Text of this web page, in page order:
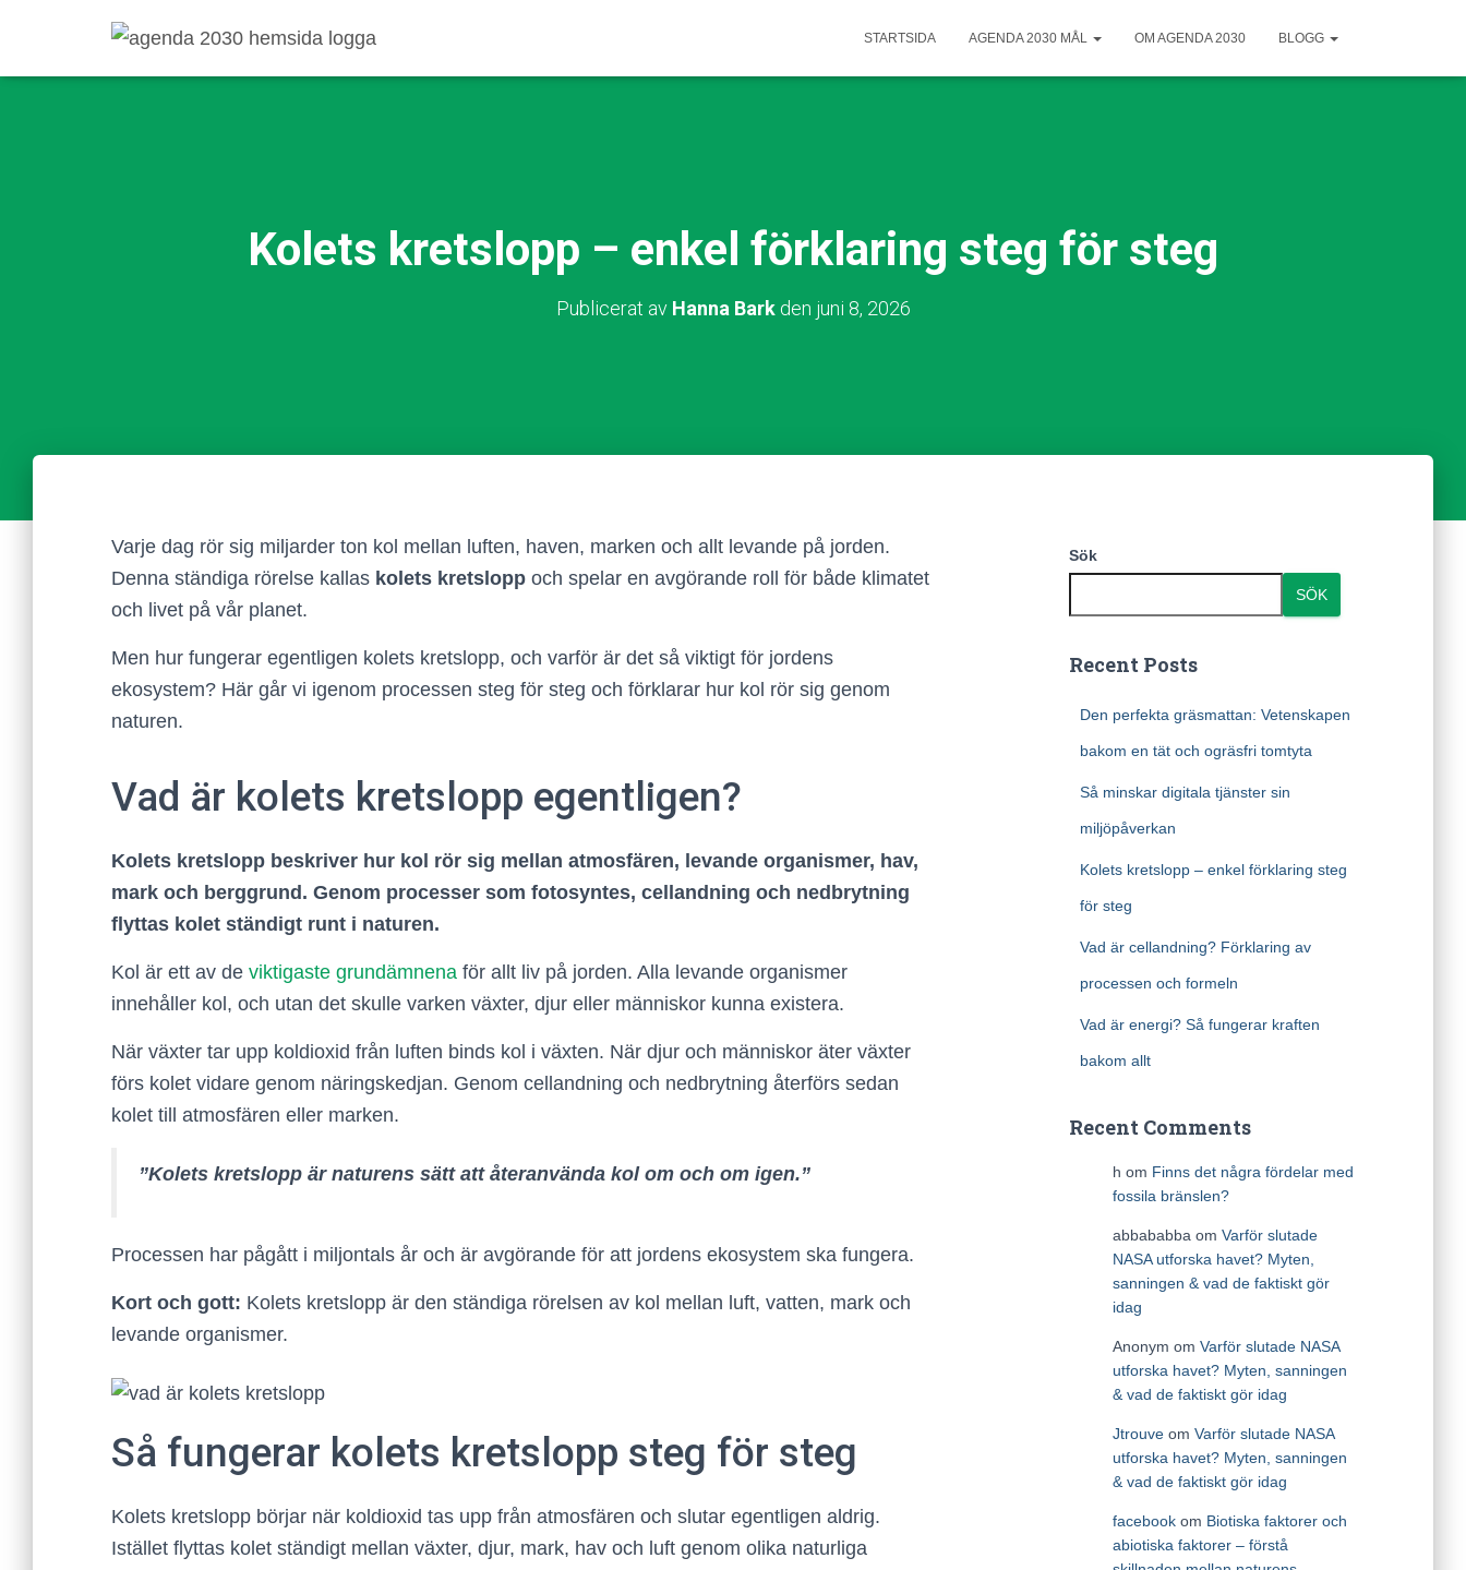
STARTSIDA AGENDA 2030 MÅL OM AGENDA 2030 BLOGG
Kolets kretslopp – enkel förklaring steg för steg
Publicerat av Hanna Barkden juni 8, 2026
Varje dag rör sig miljarder ton kol mellan luften, haven, marken och allt levande på jorden.
Denna ständiga rörelse kallas kolets kretslopp och spelar en avgörande roll för både klimatet
och livet på vår planet.
Men hur fungerar egentligen kolets kretslopp, och varför är det så viktigt för jordens
ekosystem? Här går vi igenom processen steg för steg och förklarar hur kol rör sig genom
naturen.
Vad är kolets kretslopp egentligen?
Kolets kretslopp beskriver hur kol rör sig mellan atmosfären, levande organismer, hav,
mark och berggrund. Genom processer som fotosyntes, cellandning och nedbrytning
flyttas kolet ständigt runt i naturen.
Kol är ett av de viktigaste grundämnena för allt liv på jorden. Alla levande organismer
innehåller kol, och utan det skulle varken växter, djur eller människor kunna existera.
När växter tar upp koldioxid från luften binds kol i växten. När djur och människor äter växter
förs kolet vidare genom näringskedjan. Genom cellandning och nedbrytning återförs sedan
kolet till atmosfären eller marken.
”Kolets kretslopp är naturens sätt att återanvända kol om och om igen.”
Processen har pågått i miljontals år och är avgörande för att jordens ekosystem ska fungera.
Kort och gott: Kolets kretslopp är den ständiga rörelsen av kol mellan luft, vatten, mark och
levande organismer.
Så fungerar kolets kretslopp steg för steg
Kolets kretslopp börjar när koldioxid tas upp från atmosfären och slutar egentligen aldrig.
Istället flyttas kolet ständigt mellan växter, djur, mark, hav och luft genom olika naturliga
Sök
SÖK
Recent Posts
Den perfekta gräsmattan: Vetenskapen
bakom en tät och ogräsfri tomtyta
Så minskar digitala tjänster sin
miljöpåverkan
Kolets kretslopp – enkel förklaring steg
för steg
Vad är cellandning? Förklaring av
processen och formeln
Vad är energi? Så fungerar kraften
bakom allt
Recent Comments
h om Finns det några fördelar med
fossila bränslen?
abbababba om Varför slutade
NASA utforska havet? Myten,
sanningen & vad de faktiskt gör
idag
Anonym om Varför slutade NASA
utforska havet? Myten, sanningen
& vad de faktiskt gör idag
Jtrouveom Varför slutade NASA
utforska havet? Myten, sanningen
& vad de faktiskt gör idag
facebookom Biotiska faktorer och
abiotiska faktorer – förstå